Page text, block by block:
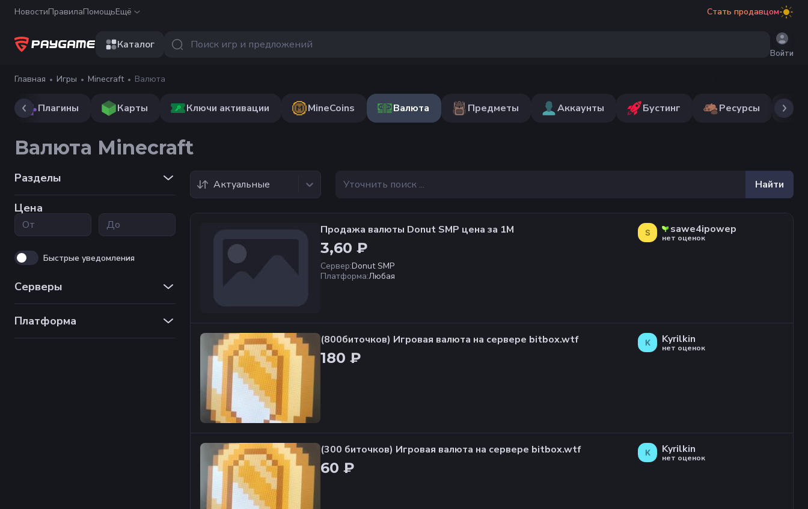
НовостиПравилаПомощьЕщё Стать продавцом
Каталог
Войти
Главная Игры Minecraft Валюта
Плагины Карты Ключи активации MineCoins Валюта Предметы Аккаунты Бустинг Ресурсы
Валюта Minecraft
Разделы
Цена
Быстрые уведомления
Серверы
Платформа
Актуальные Найти
Продажа валюты Donut SMP цена за 1М
3,60 ₽
Сервер:Donut SMP
Платформа:Любая
S sawe4ipowep
нет оценок
(800биточков) Игровая валюта на сервере bitbox.wtf
180 ₽
K Kyrilkin
нет оценок
(300 биточков) Игровая валюта на сервере bitbox.wtf
60 ₽
K Kyrilkin
нет оценок